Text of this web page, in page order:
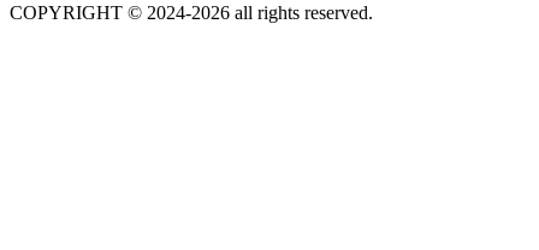
COPYRIGHT © 2024-2026 all rights reserved.